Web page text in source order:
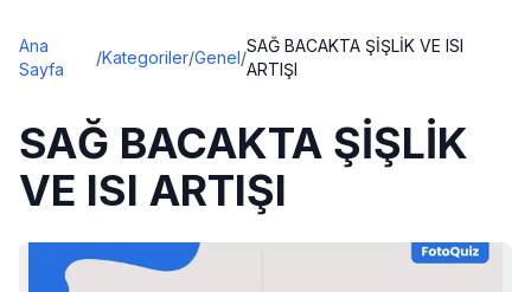
Ana
Sayfa
/Kategoriler/Genel/
SAĞ BACAKTA ŞİŞLİK VE ISI
ARTIŞI
SAĞ BACAKTA ŞİŞLİK
VE ISI ARTIŞI